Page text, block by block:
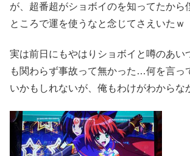
が、超番超がショボイのを知ってたから
ところで運を使うなと念じてさえいたｗ
実は前日にもやはりショボイと噂のあい
も関わらず事故って無かった…何を言っ
いかもしれないが、俺もわけがわから